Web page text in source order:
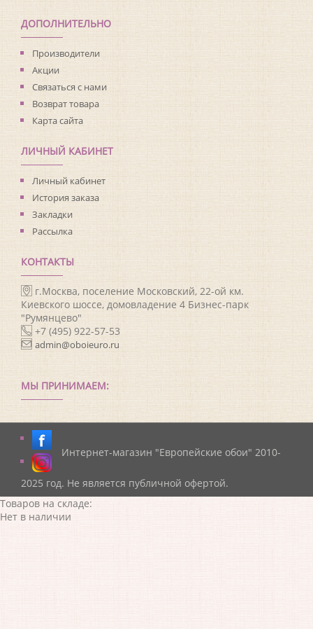
ДОПОЛНИТЕЛЬНО
Производители
Акции
Связаться с нами
Возврат товара
Карта сайта
ЛИЧНЫЙ КАБИНЕТ
Личный кабинет
История заказа
Закладки
Рассылка
КОНТАКТЫ
г.Москва, поселение Московский, 22-ой км.
Киевского шоссе, домовладение 4 Бизнес-парк
"Румянцево"
+7 (495) 922-57-53
admin@oboieuro.ru
МЫ ПРИНИМАЕМ:
Интернет-магазин "Европейские обои" 2010-
2025 год. Не является публичной офертой.
Товаров на складе:
Нет в наличии